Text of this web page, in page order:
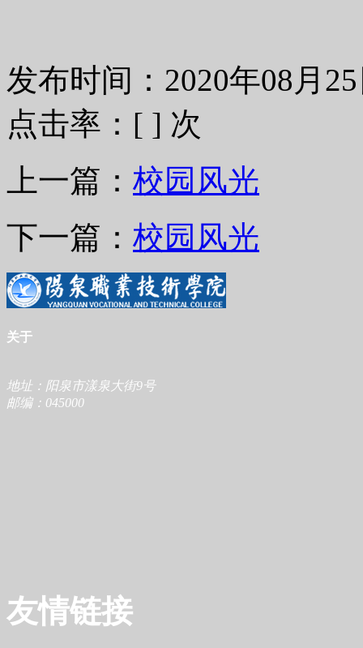
发布时间：2020年08月
点击率：[ ] 次
上一篇： 校园风光
下一篇： 校园风光
关于
地址：阳泉市漾泉大街9号
邮编：045000
友情链接